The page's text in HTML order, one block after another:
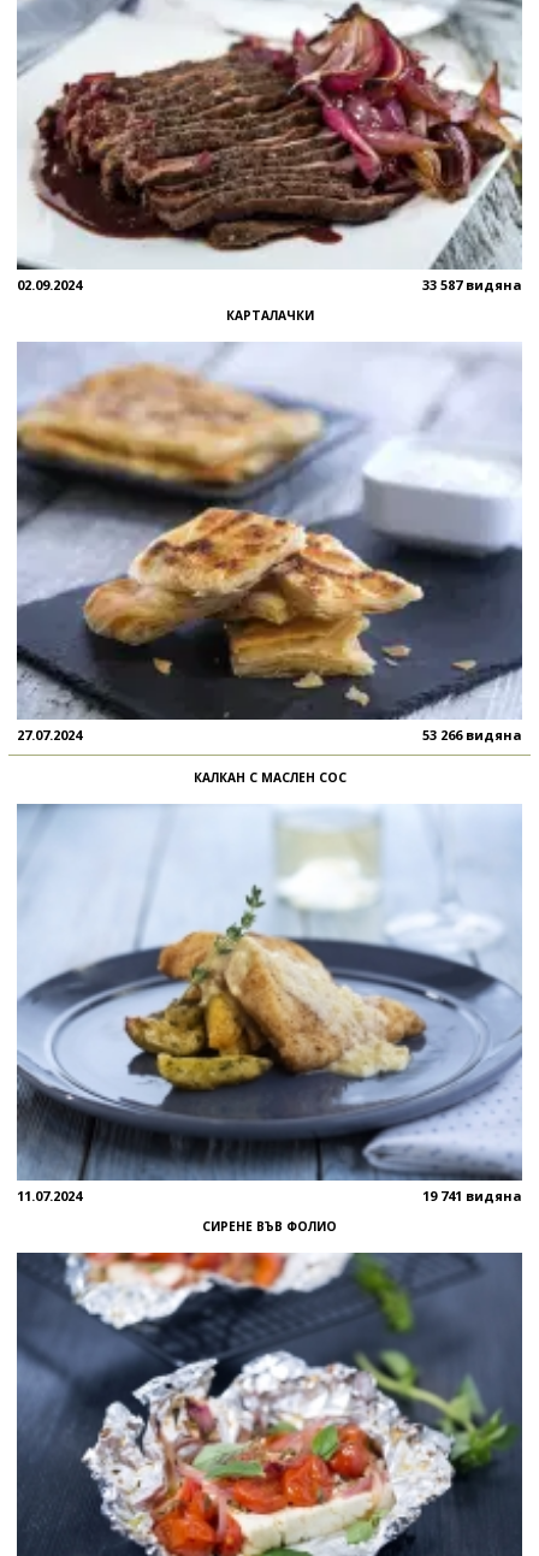
02.09.2024 33 587 видяна
КАРТАЛАЧКИ
27.07.2024 53 266 видяна
КАЛКАН С МАСЛЕН СОС
11.07.2024 19 741 видяна
СИРЕНЕ ВЪВ ФОЛИО